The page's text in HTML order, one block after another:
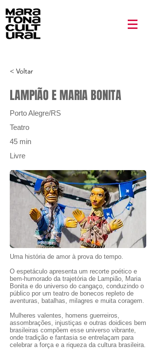
LAMPIÃO E MARIA BONITA
Porto Alegre/RS
Teatro
45 min
Livre
Uma história de amor à prova do tempo.
O espetáculo apresenta um recorte poético e
bem-humorado da trajetória de Lampião, Maria
Bonita e do universo do cangaço, conduzindo o
público por um teatro de bonecos repleto de
aventuras, batalhas, milagres e muita coragem.
Mulheres valentes, homens guerreiros,
assombrações, injustiças e outras doidices bem
brasileiras compõem esse universo vibrante,
onde tradição e fantasia se entrelaçam para
celebrar a força e a riqueza da cultura brasileira.
< Voltar